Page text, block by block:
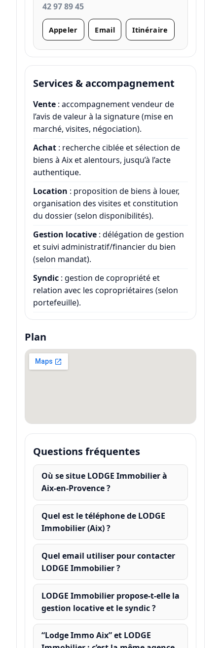
42 97 89 45
Appeler Email Itinéraire
Services & accompagnement
Vente: accompagnement vendeur de
l’avis de valeur à la signature (mise en
marché, visites, négociation).
Achat: recherche ciblée et sélection de
biens à Aix et alentours, jusqu’à l’acte
authentique.
Location : proposition de biens à louer,
organisation des visites et constitution
du dossier (selon disponibilités).
Gestion locative: délégation de gestion
et suivi administratif/financier du bien
(selon mandat).
Syndic: gestion de copropriété et
relation avec les copropriétaires (selon
portefeuille).
Plan
Questions fréquentes
Où se situe LODGE Immobilier à
Aix-en-Provence ?
Quel est le téléphone de LODGE
Immobilier (Aix) ?
Quel email utiliser pour contacter
LODGE Immobilier ?
LODGE Immobilier propose-t-elle la
gestion locative et le syndic ?
“Lodge Immo Aix” et LODGE